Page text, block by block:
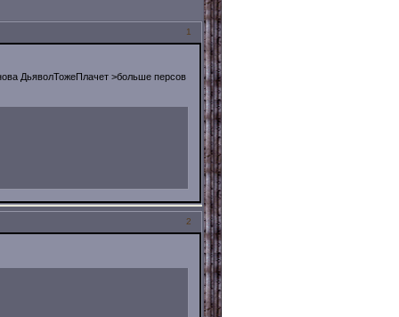
1
ДьяволТожеПлачет >больше персов
2